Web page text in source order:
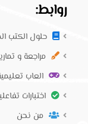
روابط:
حلول الكتب
مراجعة و
العاب
اختبارات
من نحن